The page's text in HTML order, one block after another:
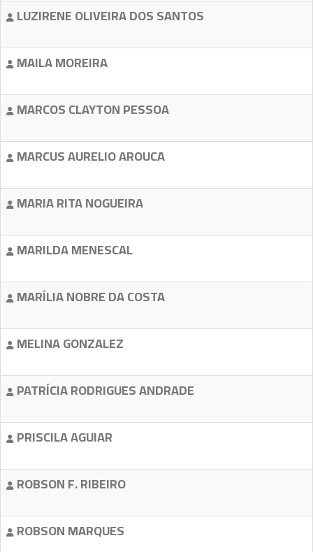
LUZIRENE OLIVEIRA DOS SANTOS
MAILA MOREIRA
MARCOS CLAYTON PESSOA
MARCUS AURELIO AROUCA
MARIA RITA NOGUEIRA
MARILDA MENESCAL
MARÍLIA NOBRE DA COSTA
MELINA GONZALEZ
PATRÍCIA RODRIGUES ANDRADE
PRISCILA AGUIAR
ROBSON F. RIBEIRO
ROBSON MARQUES